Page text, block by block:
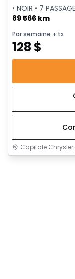
• NOIR • 7
89 566 km
Par semaine + tx
128 $
Capitale Chrysler